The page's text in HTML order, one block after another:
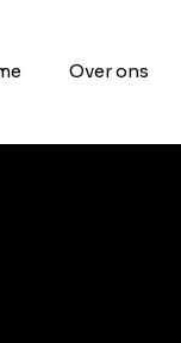
Over ons